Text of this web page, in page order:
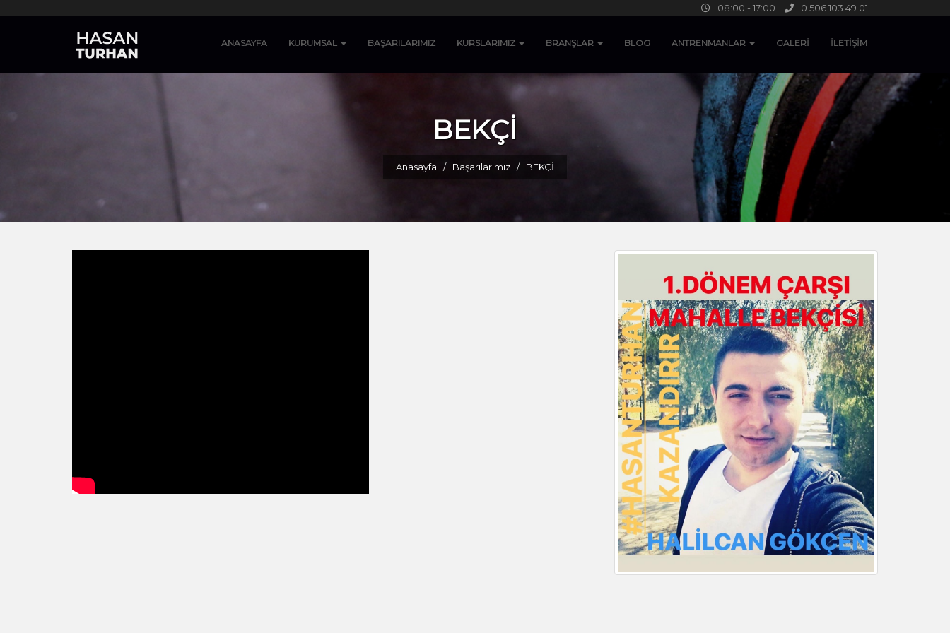
08:00 - 17:00 0 506 103 49 01
ANASAYFA KURUMSAL BAŞARILARIMIZ KURSLARIMIZ BRANŞLAR BLOG ANTRENMANLAR GALERİ İLETİŞİM
BEKÇİ
Anasayfa Başarılarımız BEKÇİ